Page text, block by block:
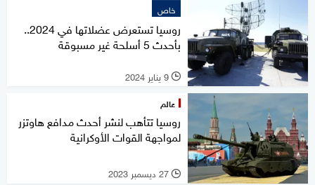
خاص
روسيا تستعرض عضلاتها في 2024..
بأحدث 5 أسلحة غير مسبوقة
l 9 يناير 2024
عالم
روسيا تتأهب لنشر أحدث مدافع هاوتزر
لمواجهة القوات الأوكرانية
l 27 ديسمبر 2023